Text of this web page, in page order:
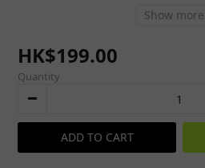
Show more
HK$199.00
Quantity
ADD TO CART